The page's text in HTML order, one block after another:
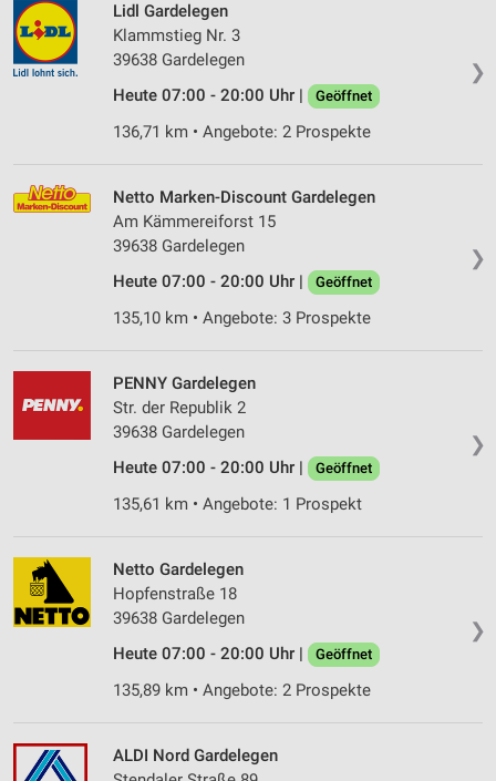
❯
Lidl Gardelegen
Klammstieg Nr. 3
39638 Gardelegen
Heute 07:00 - 20:00 Uhr |
Geöffnet
136,71 km • Angebote: 2 Prospekte
❯
Netto Marken-Discount Gardelegen
Am Kämmereiforst 15
39638 Gardelegen
Heute 07:00 - 20:00 Uhr |
Geöffnet
135,10 km • Angebote: 3 Prospekte
❯
PENNY Gardelegen
Str. der Republik 2
39638 Gardelegen
Heute 07:00 - 20:00 Uhr |
Geöffnet
135,61 km • Angebote: 1 Prospekt
❯
Netto Gardelegen
Hopfenstraße 18
39638 Gardelegen
Heute 07:00 - 20:00 Uhr |
Geöffnet
135,89 km • Angebote: 2 Prospekte
ALDI Nord Gardelegen